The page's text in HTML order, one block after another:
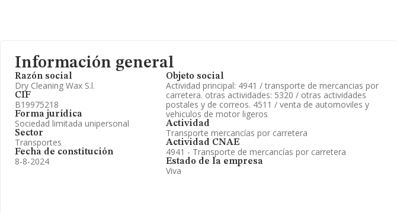
Información general
Razón social
Dry Cleaning Wax S.l.
CIF
B19975218
Forma jurídica
Sociedad limitada unipersonal
Sector
Transportes
Fecha de constitución
8-8-2024
Objeto social
Actividad principal: 4941 / transporte de mercancias por
carretera. otras actividades: 5320 / otras actividades
postales y de correos. 4511 / venta de automoviles y
vehiculos de motor ligeros
Actividad
Transporte mercancías por carretera
Actividad CNAE
4941 - Transporte de mercancías por carretera
Estado de la empresa
Viva